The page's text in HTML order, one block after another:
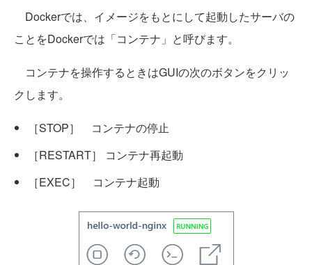
Dockerでは、イメージをもとにして起動したサーバの
ことをDockerでは「コンテナ」と呼びます。
コンテナを操作するときはGUIの次のボタンをクリッ
クします。
［STOP］ コンテナの停止
［RESTART］ コンテナ再起動
［EXEC］ コンテナ起動